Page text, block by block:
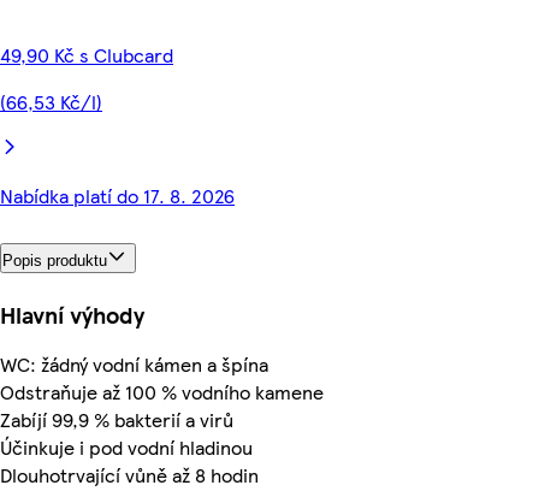
49,90 Kč s Clubcard
(66,53 Kč/l)
Nabídka platí do 17. 8. 2026
Popis produktu
Hlavní výhody
WC: žádný vodní kámen a špína
Odstraňuje až 100 % vodního kamene
Zabíjí 99,9 % bakterií a virů
Účinkuje i pod vodní hladinou
Dlouhotrvající vůně až 8 hodin